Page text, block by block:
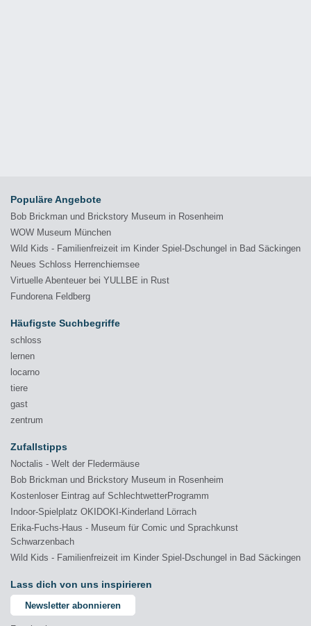
Populäre Angebote
Bob Brickman und Brickstory Museum in Rosenheim
WOW Museum München
Wild Kids - Familienfreizeit im Kinder Spiel-Dschungel in Bad Säckingen
Neues Schloss Herrenchiemsee
Virtuelle Abenteuer bei YULLBE in Rust
Fundorena Feldberg
Häufigste Suchbegriffe
schloss
lernen
locarno
tiere
gast
zentrum
Zufallstipps
Noctalis - Welt der Fledermäuse
Bob Brickman und Brickstory Museum in Rosenheim
Kostenloser Eintrag auf SchlechtwetterProgramm
Indoor-Spielplatz OKIDOKI-Kinderland Lörrach
Erika-Fuchs-Haus - Museum für Comic und Sprachkunst
Schwarzenbach
Wild Kids - Familienfreizeit im Kinder Spiel-Dschungel in Bad Säckingen
Lass dich von uns inspirieren
Newsletter abonnieren